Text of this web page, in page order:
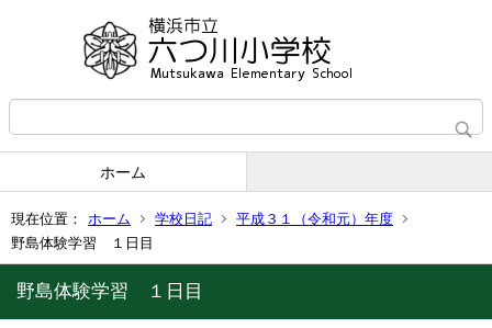
ホーム
現在位置： ホーム 学校日記
平成３１（令和元）年度
野島体験学習 １日目
野島体験学習 １日目